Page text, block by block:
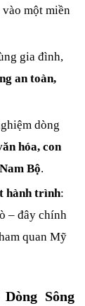
một miền
gia đình,
an toàn,
dòng
hóa, con
Bộ.
hành trình:
– đây chính
quan Mỹ
Sông